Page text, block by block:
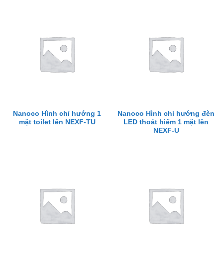
Nanoco Hình chỉ hướng 1
mặt toilet lên NEXF-TU
Nanoco Hình chỉ hướng đèn
LED thoát hiểm 1 mặt lên
NEXF-U